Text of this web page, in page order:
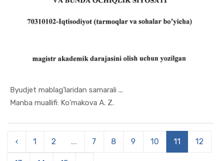
Byudjet mablag'laridan samarali ...
Manba muallifi: Ko'makova A. Z.
In Uslubiy...
‹ 1 2 ... 7 8 9 10 11 12